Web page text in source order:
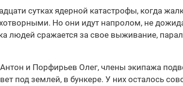
сутках ядерной катастрофы, когда
Но они идут напролом, не
людей сражается за свое выживание,
и Порфирьев Олег, члены экипажа
под землей, в бункере. У них осталось